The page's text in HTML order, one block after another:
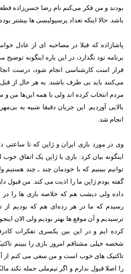
باشد. حالا اینکه تعداد پرسپولیسی ها بیشتر
پاشازاده که قبلا در مصاحبه ای از عادل
برنامه نود نگذارد، در این باره اینگونه
قرار است کارشناسی انجام شود، درست
مردم انتخاب کرده اند ولی با همه این‌ها من و
انجام شد.
وی در مورد بازی ایران و ژاپن که تا
اینگونه بیان کرد: بازی با ژاپن یک اتفاق
توانیم ببینیم که با خودمان چند ـ چند
گفته بودم ژاپن ما را اذیت می‌ کند. من
داده ولی دیشب هم که خلاصه بازی ها را در
رسیدم که ما در هر رده‌ای هم که بودیم از
ترسیدیم و آن موقع ها بهتر بودیم ولی الان
کرده ایم و در این بین یکسری تفکرات
شخصه خیلی مشتاقم امروز بازی را ببینم
تاکتیک های خوب است و من سعی می‌ کنم از
را اصلا قبول ندارم و اگر تیم‌ملی حمله